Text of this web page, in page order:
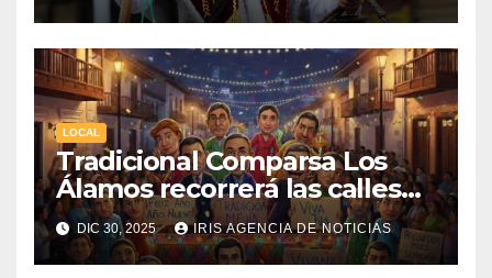
LOCAL
Tradicional Comparsa Los
Álamos recorrerá las calles
de la ciudad de Machachi
DIC 30, 2025 IRIS AGENCIA DE NOTICIAS